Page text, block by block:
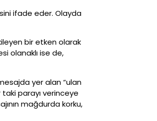
ifade eder. Olayda
bir etken olarak
olanaklı ise de,
yer alan “ulan
parayı verinceye
mağdurda korku,